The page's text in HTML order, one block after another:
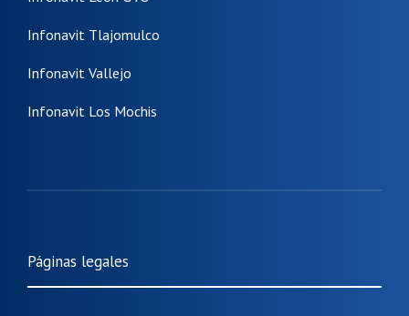
Infonavit Tlajomulco
Infonavit Vallejo
Infonavit Los Mochis
Páginas legales